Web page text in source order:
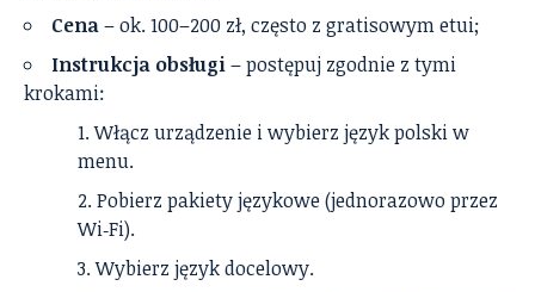
Cena– ok. 100–200 zł, często z gratisowym etui;
Instrukcja obsługi– postępuj zgodnie z tymi
krokami:
Włącz urządzenie i wybierz język polski w
menu.
Pobierz pakiety językowe (jednorazowo przez
Wi‑Fi).
Wybierz język docelowy.